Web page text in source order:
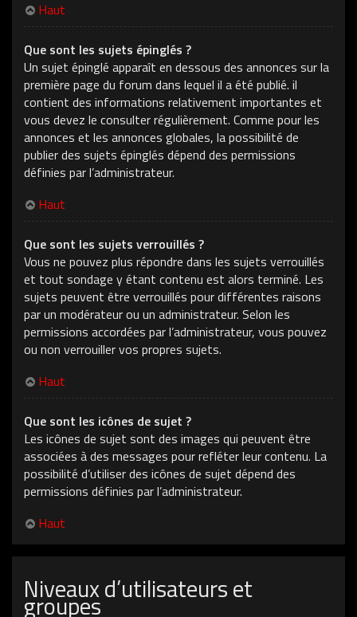
Haut
Que sont les sujets épinglés ?
Un sujet épinglé apparaît en dessous des annonces sur la
première page du forum dans lequel il a été publié. il
contient des informations relativement importantes et
vous devez le consulter régulièrement. Comme pour les
annonces et les annonces globales, la possibilité de
publier des sujets épinglés dépend des permissions
définies par l’administrateur.
Haut
Que sont les sujets verrouillés ?
Vous ne pouvez plus répondre dans les sujets verrouillés
et tout sondage y étant contenu est alors terminé. Les
sujets peuvent être verrouillés pour différentes raisons
par un modérateur ou un administrateur. Selon les
permissions accordées par l’administrateur, vous pouvez
ou non verrouiller vos propres sujets.
Haut
Que sont les icônes de sujet ?
Les icônes de sujet sont des images qui peuvent être
associées à des messages pour refléter leur contenu. La
possibilité d’utiliser des icônes de sujet dépend des
permissions définies par l’administrateur.
Haut
Niveaux d’utilisateurs et
groupes